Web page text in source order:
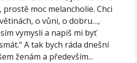
moc melancholie. Chci
o vůni, o dobru…,
vymysli a napiš mi byť
A tak bych ráda dnešní
ženám a především...